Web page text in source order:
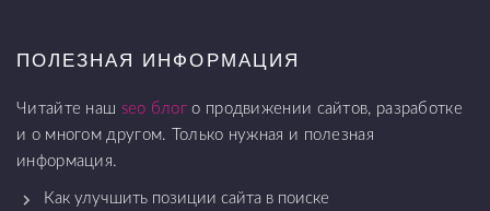
ПОЛЕЗНАЯ ИНФОРМАЦИЯ
Читайте наш seo блог о продвижении сайтов, разработке
и о многом другом. Только нужная и полезная
информация.
Как улучшить позиции сайта в поиске